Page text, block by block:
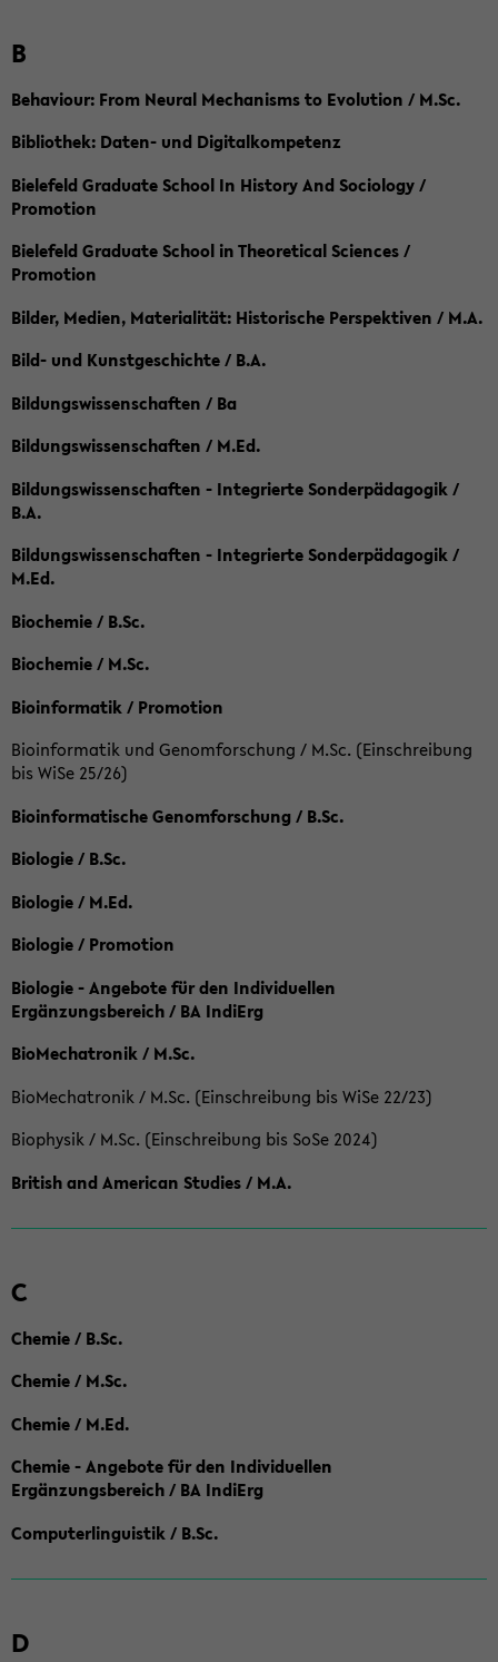
B
Behaviour: From Neural Mechanisms to Evolution / M.Sc.
Bibliothek: Daten- und Digitalkompetenz
Bielefeld Graduate School In History And Sociology /
Promotion
Bielefeld Graduate School in Theoretical Sciences /
Promotion
Bilder, Medien, Materialität: Historische Perspektiven / M.A.
Bild- und Kunstgeschichte / B.A.
Bildungswissenschaften / Ba
Bildungswissenschaften / M.Ed.
Bildungswissenschaften - Integrierte Sonderpädagogik /
B.A.
Bildungswissenschaften - Integrierte Sonderpädagogik /
M.Ed.
Biochemie / B.Sc.
Biochemie / M.Sc.
Bioinformatik / Promotion
Bioinformatik und Genomforschung / M.Sc. (Einschreibung
bis WiSe 25/26)
Bioinformatische Genomforschung / B.Sc.
Biologie / B.Sc.
Biologie / M.Ed.
Biologie / Promotion
Biologie - Angebote für den Individuellen
Ergänzungsbereich / BA IndiErg
BioMechatronik / M.Sc.
BioMechatronik / M.Sc. (Einschreibung bis WiSe 22/23)
Biophysik / M.Sc. (Einschreibung bis SoSe 2024)
British and American Studies / M.A.
C
Chemie / B.Sc.
Chemie / M.Sc.
Chemie / M.Ed.
Chemie - Angebote für den Individuellen
Ergänzungsbereich / BA IndiErg
Computerlinguistik / B.Sc.
D